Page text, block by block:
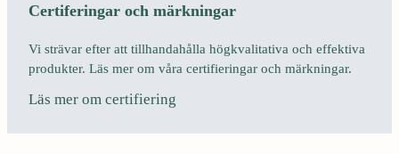
Certiferingar och märkningar
Vi strävar efter att tillhandahålla högkvalitativa och effektiva
produkter. Läs mer om våra certifieringar och märkningar.
Läs mer om certifiering